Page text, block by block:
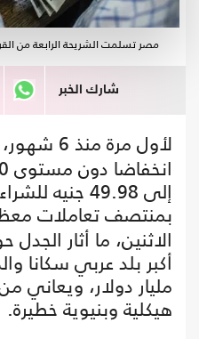
مصر تسلمت الشريحة الرابعة من القرض بقيمة 1.2
شارك الخبر
لأول مرة منذ 6 شهور، يسجل
بمنتصف تعاملات
الاثنين، ما أثار
مليار دولار، ويعاني
هيكلية وبنيوية خطيرة.